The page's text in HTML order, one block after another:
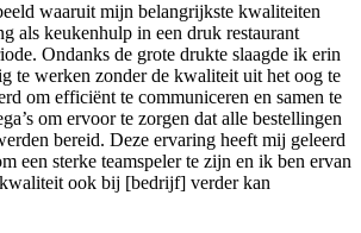
waaruit mijn belangrijkste kwaliteiten
als keukenhulp in een druk restaurant
Ondanks de grote drukte slaagde ik erin
te werken zonder de kwaliteit uit het oog te
om efficiënt te communiceren en samen te
om ervoor te zorgen dat alle bestellingen
bereid. Deze ervaring heeft mij geleerd
een sterke teamspeler te zijn en ik ben ervan
ook bij [bedrijf] verder kan